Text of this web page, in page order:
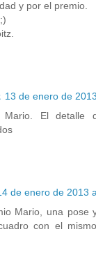
y por el premio.
13 de enero de
Mario. El
de enero de 2013
Mario, una pose
con el